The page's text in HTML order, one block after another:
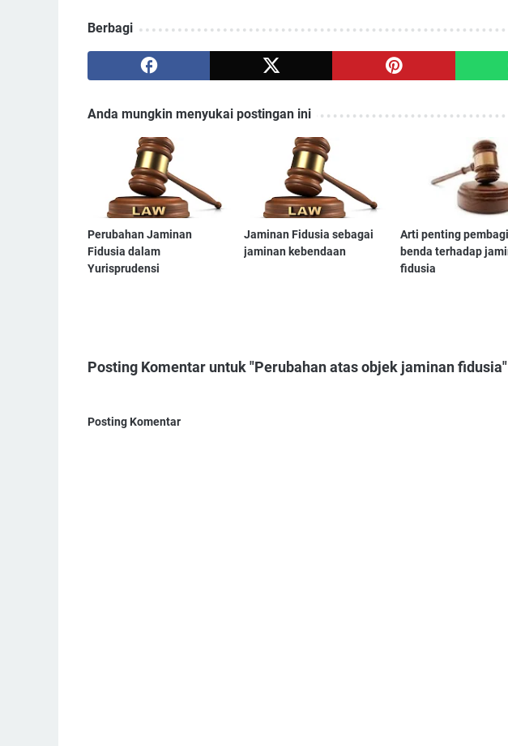
Berbagi
Anda mungkin menyukai postingan ini
Perubahan Jaminan
Fidusia dalam
Yurisprudensi
Jaminan Fidusia sebagai
jaminan kebendaan
Arti penting
benda terhadap
fidusia
Posting Komentar untuk "Perubahan atas objek jaminan fidusia"
Posting Komentar